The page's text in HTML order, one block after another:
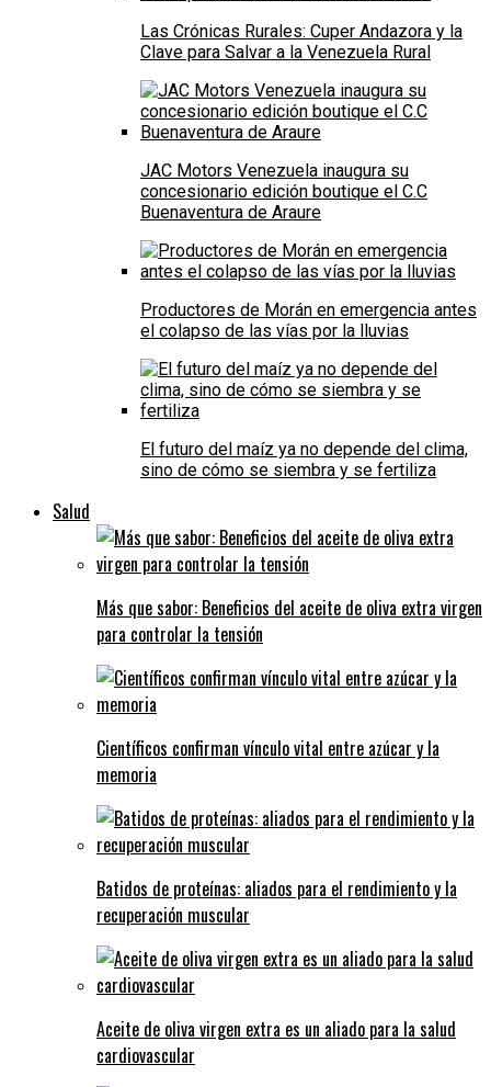
Las Crónicas Rurales: Cuper Andazora y la
Clave para Salvar a la Venezuela Rural
JAC Motors Venezuela inaugura su
concesionario edición boutique el C.C
Buenaventura de Araure
Productores de Morán en emergencia antes
el colapso de las vías por la lluvias
El futuro del maíz ya no depende del clima,
sino de cómo se siembra y se fertiliza
Salud
Más que sabor: Beneficios del aceite de oliva extra virgen
para controlar la tensión
Científicos confirman vínculo vital entre azúcar y la
memoria
Batidos de proteínas: aliados para el rendimiento y la
recuperación muscular
Aceite de oliva virgen extra es un aliado para la salud
cardiovascular